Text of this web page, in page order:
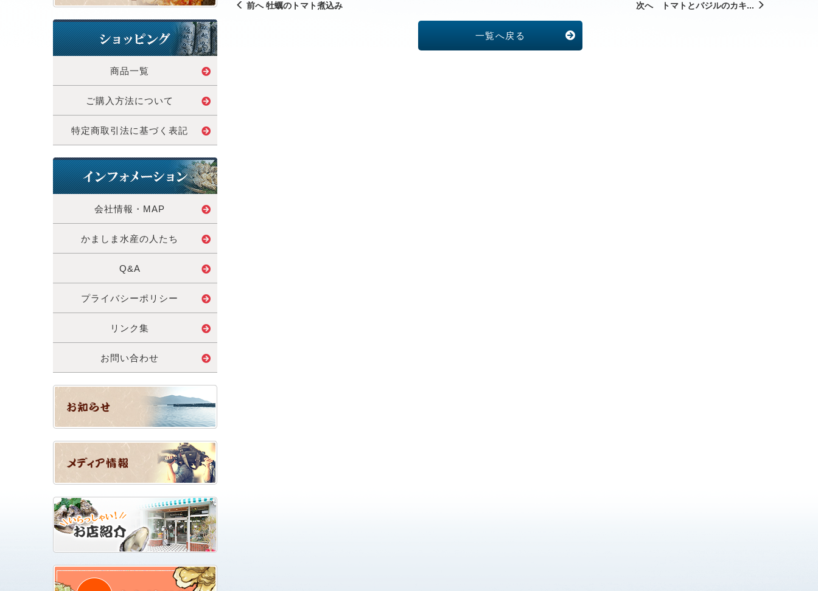
前へ 牡蠣のトマト煮込み 次へ トマトとバジルのカキ...
一覧へ戻る
商品一覧
ご購入方法について
特定商取引法に基づく表記
会社情報・MAP
かましま水産の人たち
Q&A
プライバシーポリシー
リンク集
お問い合わせ